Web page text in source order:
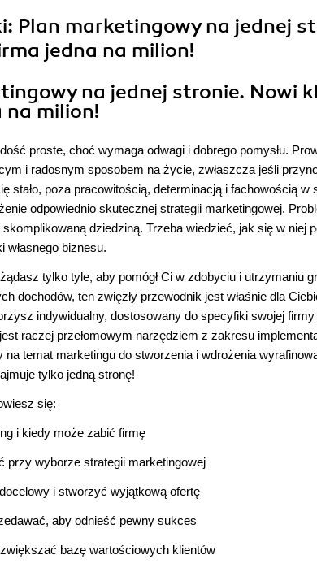
: Plan marketingowy na jednej
jedna na milion!
na jednej stronie. Nowi
milion!
proste, choć wymaga odwagi i dobrego pomysłu.
i radosnym sposobem na życie, zwłaszcza jeśli
stało, poza pracowitością, determinacją i fachowością
odpowiednio skutecznej strategii marketingowej.
skomplikowaną dziedziną. Trzeba wiedzieć, jak się w niej
własnego biznesu.
tylko tyle, aby pomógł Ci w zdobyciu i utrzymaniu
dochodów, ten zwięzły przewodnik jest właśnie dla
indywidualny, dostosowany do specyfiki swojej
raczej przełomowym narzędziem z zakresu
na temat marketingu do stworzenia i wdrożenia
tylko jedną stronę!
się:
i kiedy może zabić firmę
przy wyborze strategii marketingowej
i stworzyć wyjątkową ofertę
aby odnieść pewny sukces
bazę wartościowych klientów